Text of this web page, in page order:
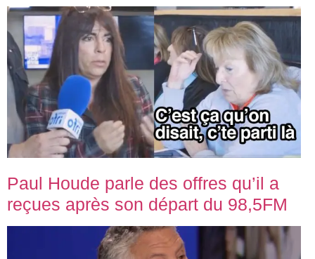
Paul Houde parle des offres qu’il a
reçues après son départ du 98,5FM